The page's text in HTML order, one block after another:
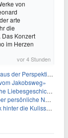
von
arte
die
Konzert
im Herzen
vor 4 Stunden
der Patienten
Jakobsweg»
Liebesgeschichte
Neuanfänge
ihres Freundeskreises